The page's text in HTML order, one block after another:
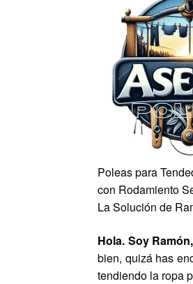
Poleas para
con Rodamiento
La Solución de
Hola. Soy
bien, quizá has
tendiendo la ropa